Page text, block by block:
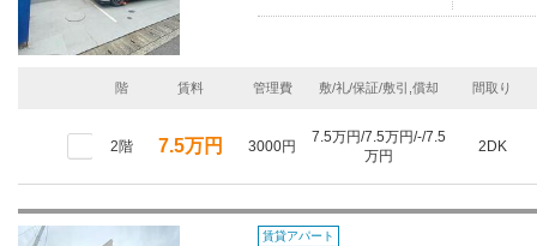
階 賃料 管理費 敷/礼/保証/敷引,償却 間取り
2階 7.5万円 3000円
7.5万円/7.5万円/-/7.5
万円
2DK
賃貸アパート